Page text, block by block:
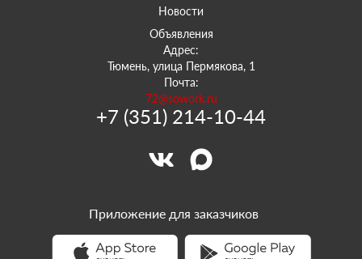
Новости
Объявления
Адрес:
Тюмень, улица Пермякова, 1
Почта:
72@sowork.ru
+7 (351) 214-10-44
Приложение для заказчиков